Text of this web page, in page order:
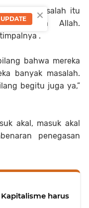
masalah itu
agama Allah.
.
bahwa mereka
banyak masalah.
begitu juga ya,”
akal, masuk akal
penegasan
harus
×
UPDATE